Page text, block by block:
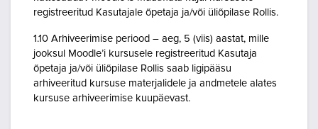
registreeritud Kasutajale õpetaja ja/või üliõpilase Rollis.
1.10 Arhiveerimise periood – aeg, 5 (viis) aastat, mille
jooksul Moodle’i kursusele registreeritud Kasutaja
õpetaja ja/või üliõpilase Rollis saab ligipääsu
arhiveeritud kursuse materjalidele ja andmetele alates
kursuse arhiveerimise kuupäevast.